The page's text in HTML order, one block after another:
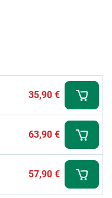
35,90 €
63,90 €
57,90 €